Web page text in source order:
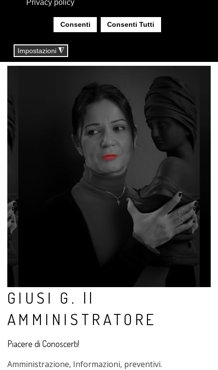
SEI QUI:HOME
GIUSI G. ||
AMMINISTRATORE
Piacere di Conoscerti!
Amministrazione, Informazioni, preventivi.